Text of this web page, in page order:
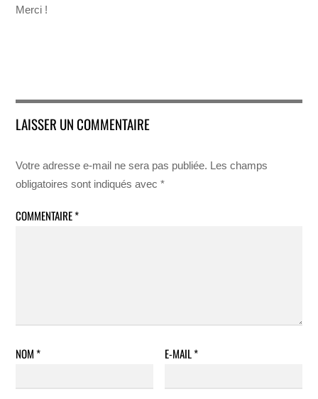
Merci !
LAISSER UN COMMENTAIRE
Votre adresse e-mail ne sera pas publiée. Les champs
obligatoires sont indiqués avec*
COMMENTAIRE*
NOM* E-MAIL*